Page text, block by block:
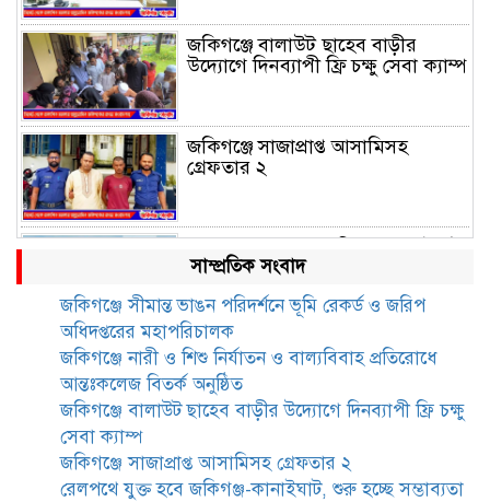
জকিগঞ্জে বালাউট ছাহেব বাড়ীর
উদ্যোগে দিনব্যাপী ফ্রি চক্ষু সেবা ক্যাম্প
জকিগঞ্জে সাজাপ্রাপ্ত আসামিসহ
গ্রেফতার ২
শুরু হচ্ছে সম্ভাব্যতা সমীক্ষা
সাবেক এমপি হাফিজ আহমদ
মজুমদার কি আত্মগোপনে? ভাইরাল
ছবি ঘিরে আলোচনা!
ভাতা পেতে টাকা লাগে না, জকিগঞ্জে
সমাজসেবা কর্মকর্তার গুরুত্বপূর্ণ বার্তা
সাম্প্রতিক সংবাদ
জকিগঞ্জে সীমান্ত ভাঙন পরিদর্শনে ভূমি রেকর্ড ও জরিপ
অধিদপ্তরের মহাপরিচালক
জকিগঞ্জে নারী ও শিশু নির্যাতন ও বাল্যবিবাহ প্রতিরোধে
আন্তঃকলেজ বিতর্ক অনুষ্ঠিত
জকিগঞ্জে বালাউট ছাহেব বাড়ীর উদ্যোগে দিনব্যাপী ফ্রি চক্ষু
সেবা ক্যাম্প
জকিগঞ্জে সাজাপ্রাপ্ত আসামিসহ গ্রেফতার ২
রেলপথে যুক্ত হবে জকিগঞ্জ-কানাইঘাট, শুরু হচ্ছে সম্ভাব্যতা